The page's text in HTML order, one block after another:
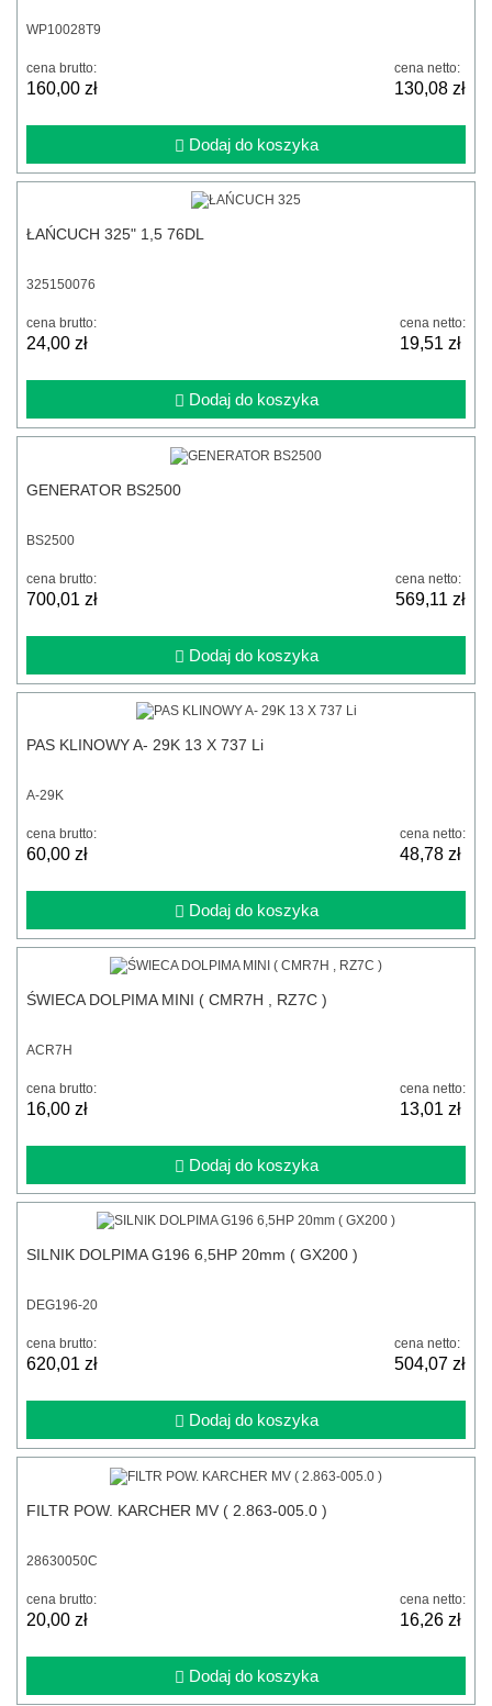
WP10028T9
cena brutto:
160,00 zł
cena netto:
130,08 zł
Dodaj do koszyka
ŁAŃCUCH 325" 1,5 76DL
325150076
cena brutto:
24,00 zł
cena netto:
19,51 zł
Dodaj do koszyka
GENERATOR BS2500
BS2500
cena brutto:
700,01 zł
cena netto:
569,11 zł
Dodaj do koszyka
PAS KLINOWY A- 29K 13 X 737 Li
A-29K
cena brutto:
60,00 zł
cena netto:
48,78 zł
Dodaj do koszyka
ŚWIECA DOLPIMA MINI ( CMR7H , RZ7C )
ACR7H
cena brutto:
16,00 zł
cena netto:
13,01 zł
Dodaj do koszyka
SILNIK DOLPIMA G196 6,5HP 20mm ( GX200 )
DEG196-20
cena brutto:
620,01 zł
cena netto:
504,07 zł
Dodaj do koszyka
FILTR POW. KARCHER MV ( 2.863-005.0 )
28630050C
cena brutto:
20,00 zł
cena netto:
16,26 zł
Dodaj do koszyka